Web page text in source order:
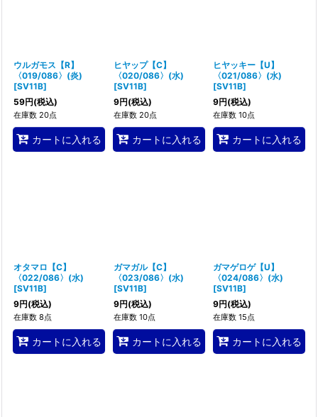
ウルガモス【R】
〈019/086〉(炎)
[SV11B]
59円(税込)
在庫数 20点
カートに入れる
ヒヤップ【C】
〈020/086〉(水)
[SV11B]
9円(税込)
在庫数 20点
カートに入れる
ヒヤッキー【U】
〈021/086〉(水)
[SV11B]
9円(税込)
在庫数 10点
カートに入れる
オタマロ【C】
〈022/086〉(水)
[SV11B]
9円(税込)
在庫数 8点
カートに入れる
ガマガル【C】
〈023/086〉(水)
[SV11B]
9円(税込)
在庫数 10点
カートに入れる
ガマゲロゲ【U】
〈024/086〉(水)
[SV11B]
9円(税込)
在庫数 15点
カートに入れる